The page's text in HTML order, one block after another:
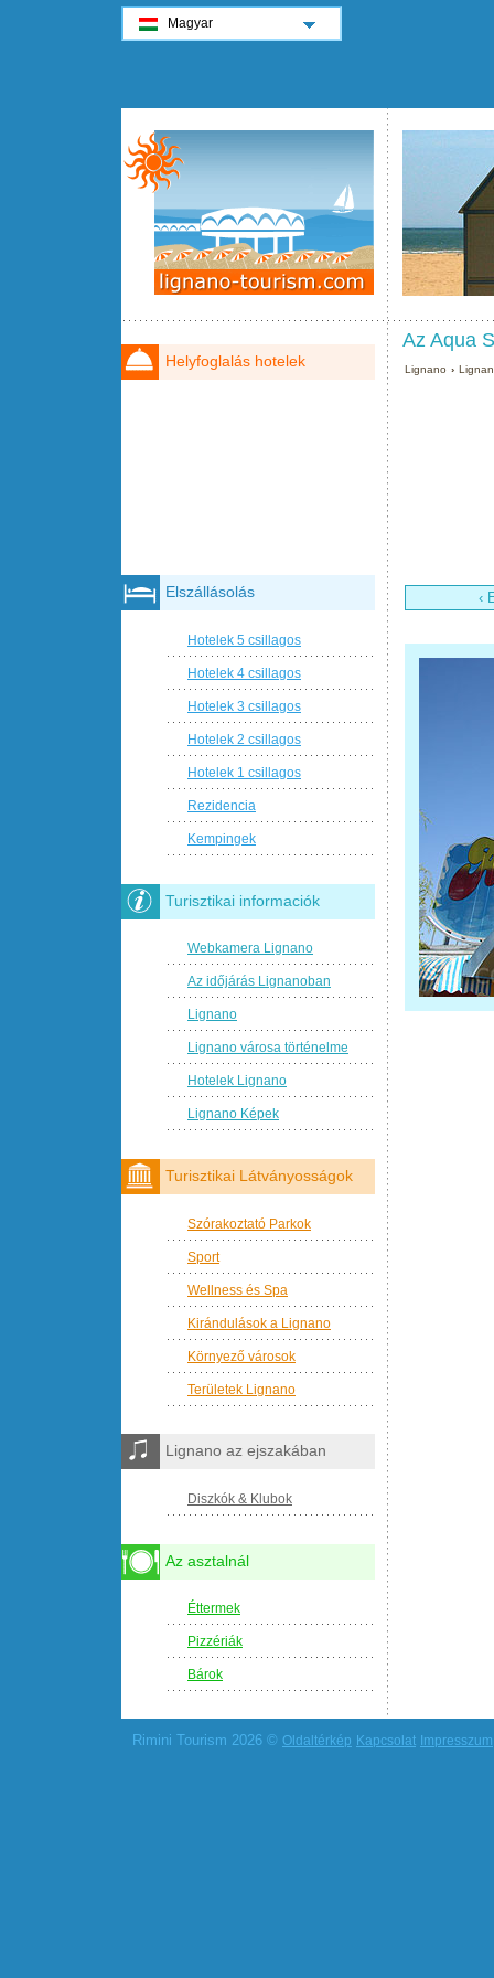
Az Aqua
Lignano ›
‹
Helyfoglalás hotelek
Elszállásolás
Hotelek 5 csillagos
Hotelek 4 csillagos
Hotelek 3 csillagos
Hotelek 2 csillagos
Hotelek 1 csillagos
Rezidencia
Kempingek
Turisztikai informaciók
Webkamera Lignano
Az időjárás Lignanoban
Lignano
Lignano városa történelme
Hotelek Lignano
Lignano Képek
Turisztikai Látványosságok
Szórakoztató Parkok
Sport
Wellness és Spa
Kirándulások a Lignano
Környező városok
Területek Lignano
Lignano az ejszakában
Diszkók & Klubok
Az asztalnál
Éttermek
Pizzériák
Bárok
Rimini Tourism 2026 © Oldaltérkép Kapcsolat Impresszum
Magyar